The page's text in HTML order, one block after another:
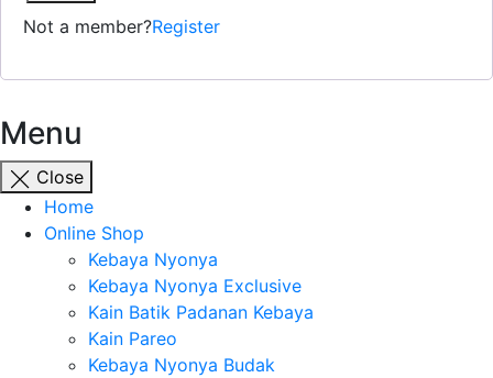
Not a member?Register
Menu
Close
Home
Online Shop
Kebaya Nyonya
Kebaya Nyonya Exclusive
Kain Batik Padanan Kebaya
Kain Pareo
Kebaya Nyonya Budak